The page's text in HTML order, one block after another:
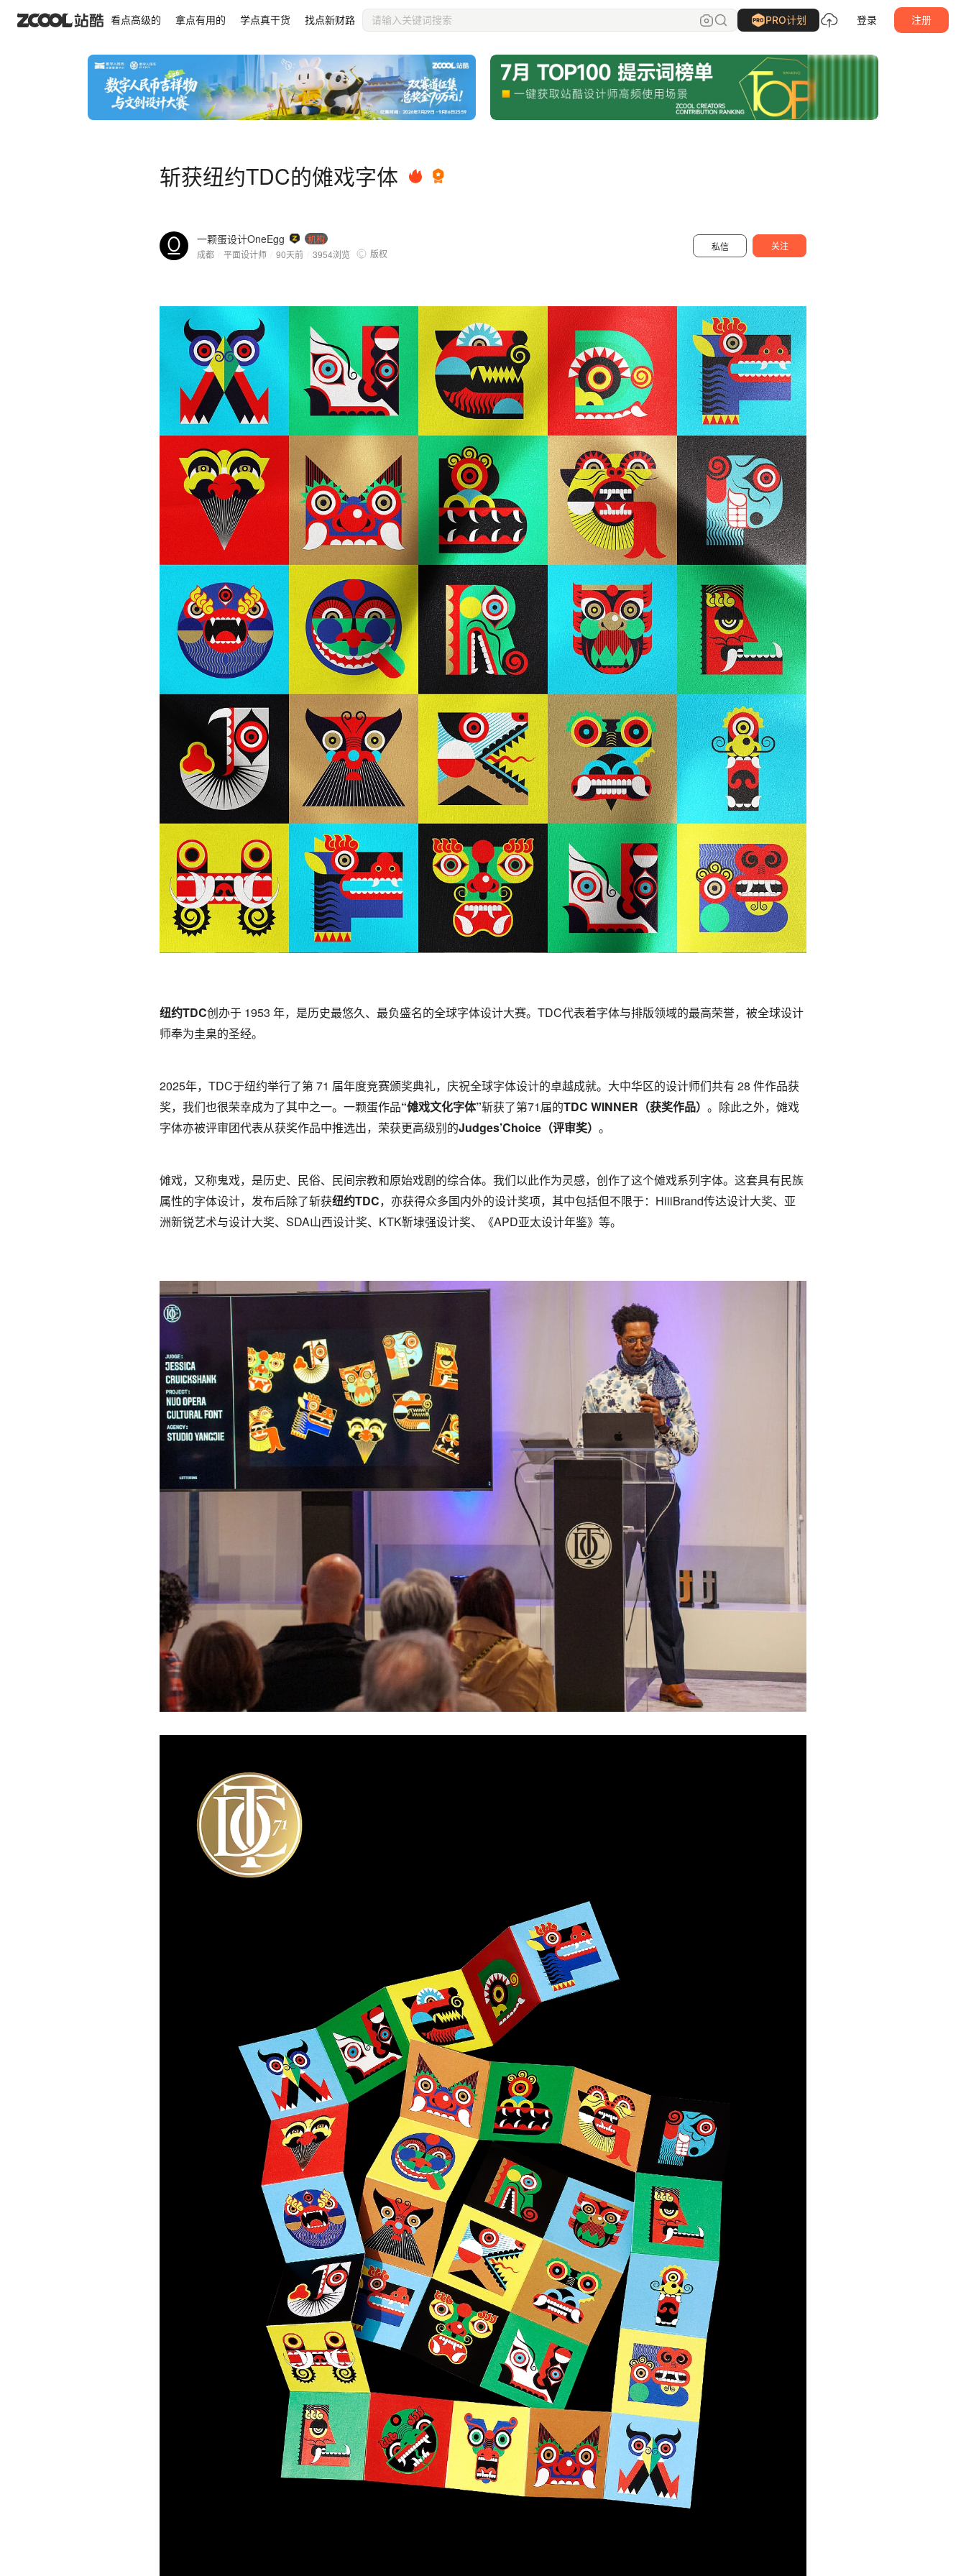
看点高级的 拿点有用的 学点真干货 找点新财路 PRO计划 登录 注册
斩获纽约TDC的傩戏字体
一颗蛋设计OneEgg
机构
成都
平面设计师 90天前 3954浏览 版权
私信 关注
斩获纽约TDC的傩戏字体 一颗蛋设计OneEgg 关注
纽约TDC创办于 1953 年，是历史最悠久、最负盛名的全球字体设计大赛。TDC代表着字体与排版领域的最高荣誉，被全球设计
师奉为圭臬的圣经。
2025年，TDC于纽约举行了第 71 届年度竞赛颁奖典礼，庆祝全球字体设计的卓越成就。大中华区的设计师们共有 28 件作品获
奖，我们也很荣幸成为了其中之一。一颗蛋作品“傩戏文化字体”斩获了第71届的TDC WINNER（获奖作品） 。除此之外，傩戏
字体亦被评审团代表从获奖作品中推选出，荣获更高级别的Judges’Choice（评审奖） 。
傩戏，又称鬼戏，是历史、民俗、民间宗教和原始戏剧的综合体。我们以此作为灵感，创作了这个傩戏系列字体。这套具有民族
属性的字体设计，发布后除了斩获纽约TDC，亦获得众多国内外的设计奖项，其中包括但不限于：HiiiBrand传达设计大奖、亚
洲新锐艺术与设计大奖、SDA山西设计奖、KTK靳埭强设计奖、《APD亚太设计年鉴》等。